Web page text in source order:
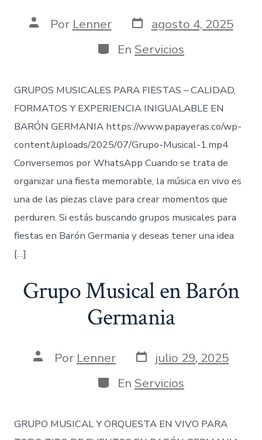
AutorPor Lenner Fecha
de
publicación
agosto 4, 2025
Categorías
En Servicios
GRUPOS MUSICALES PARA FIESTAS – CALIDAD,
FORMATOS Y EXPERIENCIA INIGUALABLE EN
BARÓN GERMANIA https://www.papayeras.co/wp-
content/uploads/2025/07/Grupo-Musical-1.mp4
Conversemos por WhatsApp Cuando se trata de
organizar una fiesta memorable, la música en vivo es
una de las piezas clave para crear momentos que
perduren. Si estás buscando grupos musicales para
fiestas en Barón Germania y deseas tener una idea
[…]
Grupo Musical en Barón
Germania
AutorPor Lenner Fecha
de
publicación
julio 29, 2025
Categorías
En Servicios
GRUPO MUSICAL Y ORQUESTA EN VIVO PARA